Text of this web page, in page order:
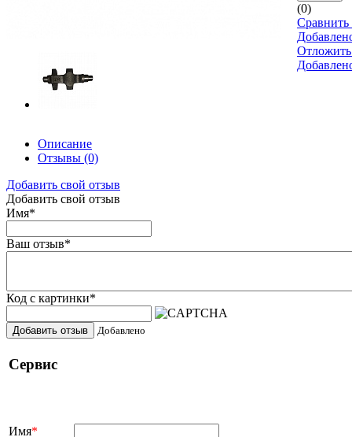
(0)
Сравнить
Отложить
Описание
Отзывы (0)
Добавить свой отзыв
Добавить свой отзыв
Имя*
Ваш отзыв*
Код с картинки*
Добавить отзыв Добавлено
Сервис
Имя*